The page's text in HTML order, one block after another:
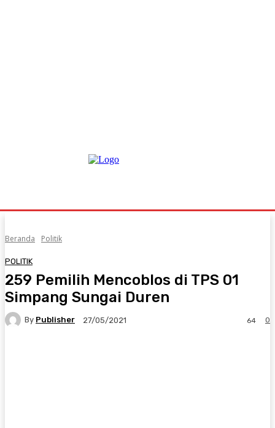
Beranda Politik
POLITIK
259 Pemilih Mencoblos di TPS 01
Simpang Sungai Duren
By Publisher 27/05/2021 0
64